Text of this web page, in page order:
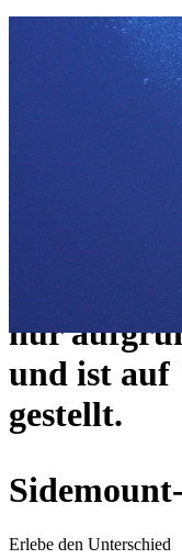
Das
ein neues
nur
und ist
gestellt.
Erlebe den Unterschied